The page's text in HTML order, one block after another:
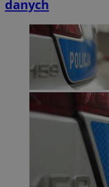
danych